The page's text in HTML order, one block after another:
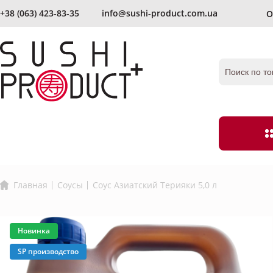
+38 (063) 423-83-35 info@sushi-product.com.ua
Имбирь
Уксус
Икра
Лапша
Главная Соусы Соус Азиатский Терияки 5,0 л
Новинка
SP производство
с условиями
соглашения и правилами обработки
данных
еще раз